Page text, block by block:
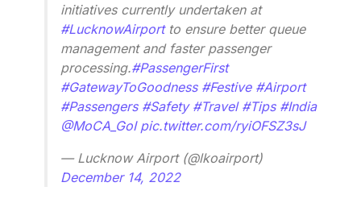
initiatives currently undertaken at
#LucknowAirportto ensure better queue
management and faster passenger
processing.#PassengerFirst
#GatewayToGoodness #Festive #Airport
#Passengers #Safety #Travel #Tips #India
@MoCA_GoI pic.twitter.com/ryiOFSZ3sJ
— Lucknow Airport (@lkoairport)
December 14, 2022